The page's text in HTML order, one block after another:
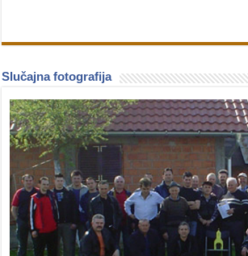
Slučajna fotografija